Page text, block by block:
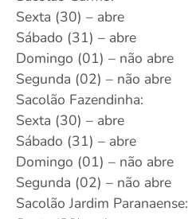
Sexta (30) – abre
Sábado (31) – abre
Domingo (01) – não abre
Segunda (02) – não abre
Sacolão Fazendinha:
Sexta (30) – abre
Sábado (31) – abre
Domingo (01) – não abre
Segunda (02) – não abre
Sacolão Jardim Paranaense: